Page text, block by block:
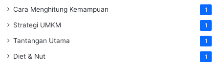
Cara Menghitung Kemampuan 1
Strategi UMKM 1
Tantangan Utama 1
Diet & Nut 1